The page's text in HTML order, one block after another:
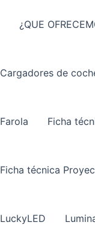
¿QUE
Cargadores de
Farola Ficha
Ficha técnica
LuckyLED